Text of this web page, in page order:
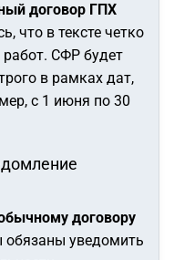
договор ГПХ
что в тексте четко
СФР будет
в рамках дат,
с 1 июня по 30
договору
обязаны уведомить